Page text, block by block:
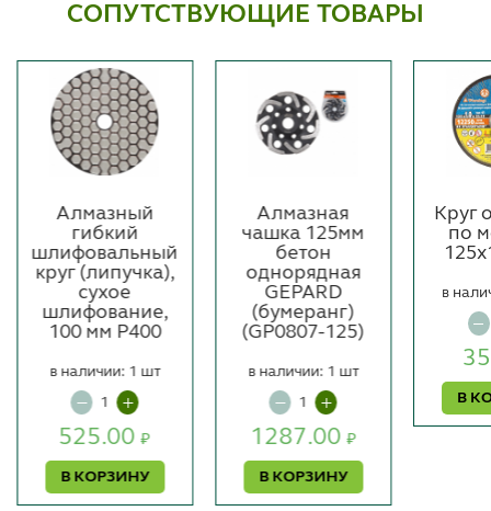
СОПУТСТВУЮЩИЕ ТОВАРЫ
Алмазный
гибкий
шлифовальный
круг (липучка),
сухое
шлифование,
100 мм P400
525.00₽
В КОРЗИНУ
в наличии: 1 шт
Алмазная
чашка 125мм
бетон
однорядная
GEPARD
(бумеранг)
(GP0807-125)
1287.00₽
В КОРЗИНУ
в наличии: 1 шт
Круг
по
В
в